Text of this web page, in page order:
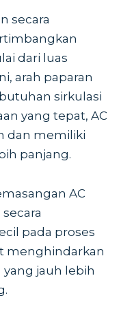
secara
dari luas
arah paparan
sirkulasi
yang tepat, AC
dan memiliki
panjang.
AC
pada proses
menghindarkan
yang jauh lebih